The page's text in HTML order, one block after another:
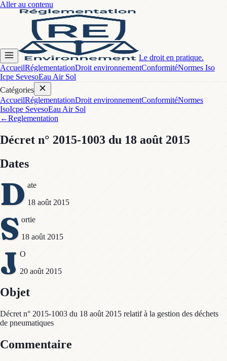
Aller au contenu
Le droit en pratique.
AccueilRéglementationDroit environnementConformitéNormes Iso
Icpe SevesoEau Air Sol
Catégories
AccueilRéglementationDroit environnementConformitéNormes
IsoIcpe SevesoEau Air Sol
←Reglementation
Décret n° 2015-1003 du 18 août 2015
Dates
D ate
18 août 2015
S ortie
18 août 2015
J O
20 août 2015
Objet
Décret n° 2015-1003 du 18 août 2015 relatif à la gestion des déchets
de pneumatiques
Commentaire